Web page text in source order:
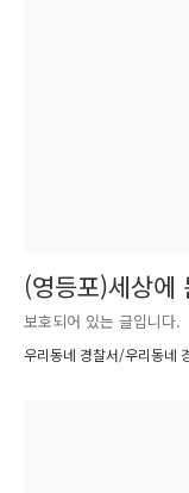
(영등포)세상에
보호되어 있는 글입니다.
우리동네 경찰서/우리동네